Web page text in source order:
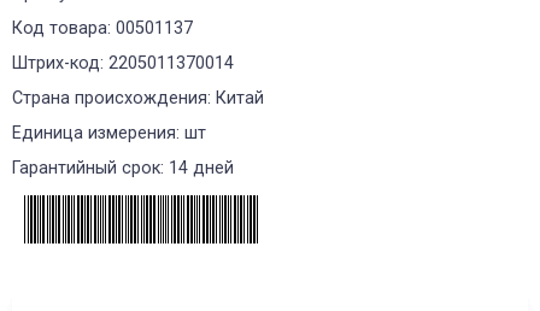
Код товара: 00501137
Штрих-код: 2205011370014
Страна происхождения: Китай
Единица измерения: шт
Гарантийный срок: 14 дней